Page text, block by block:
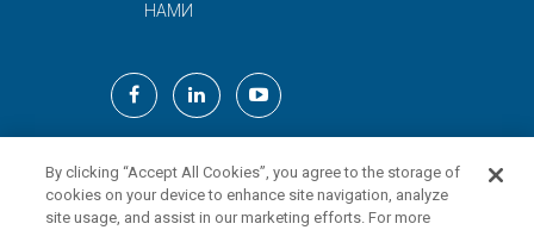
НАМИ
Kazakhstan
By clicking “Accept All Cookies”, you agree to the storage of
cookies on your device to enhance site navigation, analyze
site usage, and assist in our marketing efforts. For more